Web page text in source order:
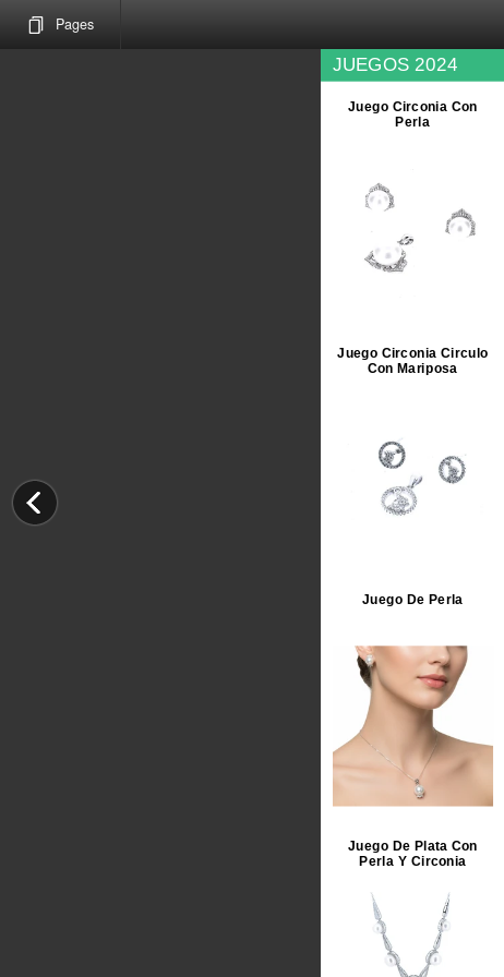
Juego Circonia Con
Perla
Juego Circonia Circulo
Con Mariposa
Juego De Perla
Juego De Plata Con
Perla Y Circonia
JUEGOS 2024
Pages